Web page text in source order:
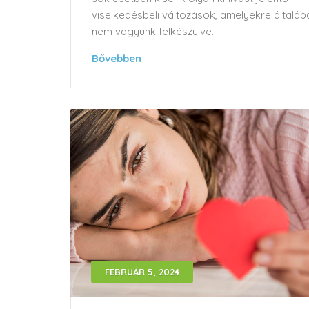
viselkedésbeli változások, amelyekre
nem vagyunk felkészülve.
Bővebben
FEBRUÁR 5, 2024